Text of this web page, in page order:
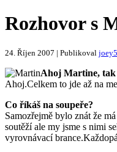
Rozhovor s
24. Říjen 2007 | Publikoval joey5
Ahoj Martine, tak
Ahoj.Celkem to jde až na
Co říkáš na soupeře?
Samozřejmě bylo znát že
soutěží ale my jsme s nimi
vyrovnávací